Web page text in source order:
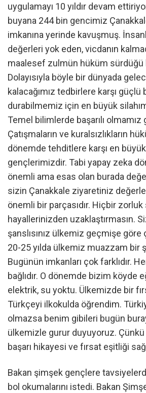
uygulamayı 10 yıldır devam
buyana 244 bin gencimiz
imkanına yerinde kavuşmuş.
değerleri yok eden, vicdanın
maalesef zulmün hüküm sürdüğü
Dolayısıyla böyle bir dünyada
kalacağımız tedbirlere karşı güçlü
durabilmemiz için en büyük
Temel bilimlerde başarılı olmamız
Çatışmaların ve kuralsızlıkların
dönemde tehditlere karşı en büyük
gençlerimizdir. Tabi yapay zeka
önemli ama esas olan burada
sizin Çanakkale ziyaretiniz
önemli bir parçasıdır. Hiçbir
hayallerinizden uzaklaştırmasın.
şanslısınız ülkemiz geçmişe göre
20-25 yılda ülkemiz muazzam bir
Bugünün imkanları çok farklıdır.
bağlıdır. O dönemde bizim köyde
elektrik, su yoktu. Ülkemizde bir
Türkçeyi ilkokulda öğrendim.
olmazsa benim gibileri bugün
ülkemizle gurur duyuyoruz.
başarı hikayesi ve fırsat eşitliği
Bakan şimşek gençlere
bol okumalarını istedi. Bakan